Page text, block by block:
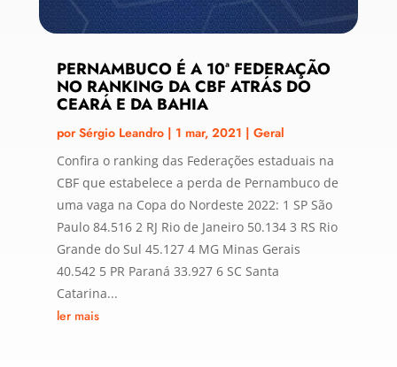
PERNAMBUCO É A 10ª FEDERAÇÃO
NO RANKING DA CBF ATRÁS DO
CEARÁ E DA BAHIA
porSérgio Leandro| 1 mar, 2021 | Geral
Confira o ranking das Federações estaduais na
CBF que estabelece a perda de Pernambuco de
uma vaga na Copa do Nordeste 2022: 1 SP São
Paulo 84.516 2 RJ Rio de Janeiro 50.134 3 RS Rio
Grande do Sul 45.127 4 MG Minas Gerais
40.542 5 PR Paraná 33.927 6 SC Santa
Catarina...
ler mais